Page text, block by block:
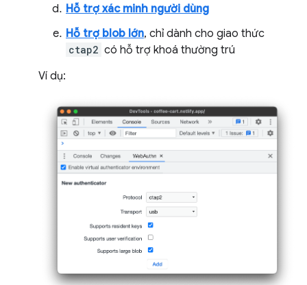
Hỗ trợ xác minh người dùng
Hỗ trợ blob lớn, chỉ dành cho giao thức
ctap2 có hỗ trợ khoá thường trú
Ví dụ: